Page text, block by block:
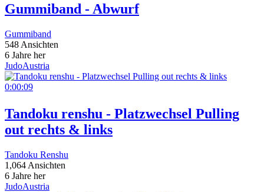
Gummiband - Abwurf
Gummiband
548 Ansichten
6 Jahre her
JudoAustria
0:00:09
Tandoku renshu - Platzwechsel Pulling
out rechts & links
Tandoku Renshu
1,064 Ansichten
6 Jahre her
JudoAustria